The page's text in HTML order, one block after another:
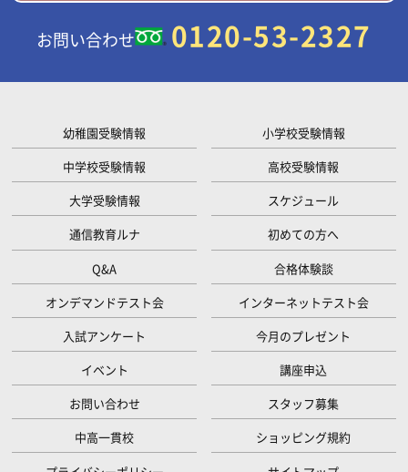
お問い合わせ 0120-53-2327
幼稚園受験情報
小学校受験情報
中学校受験情報
高校受験情報
大学受験情報
スケジュール
通信教育ルナ
初めての方へ
Q&A
合格体験談
オンデマンドテスト会
インターネットテスト会
入試アンケート
今月のプレゼント
イベント
講座申込
お問い合わせ
スタッフ募集
中高一貫校
ショッピング規約